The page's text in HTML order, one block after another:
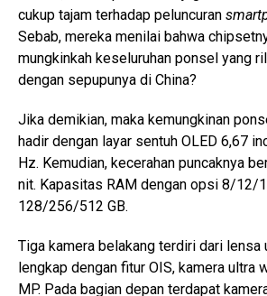
cukup tajam terhadap peluncuran
Sebab, mereka menilai bahwa
mungkinkah keseluruhan ponsel yang
dengan sepupunya di China?
Jika demikian, maka kemungkinan
hadir dengan layar sentuh OLED 6,67
Hz. Kemudian, kecerahan puncaknya
nit. Kapasitas RAM dengan opsi 8/12/
128/256/512 GB.
Tiga kamera belakang terdiri dari lensa
lengkap dengan fitur OIS, kamera ultra
MP. Pada bagian depan terdapat